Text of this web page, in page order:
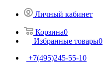
Личный кабинет
Корзина0
Избранные товары0
+7(495)245-55-10